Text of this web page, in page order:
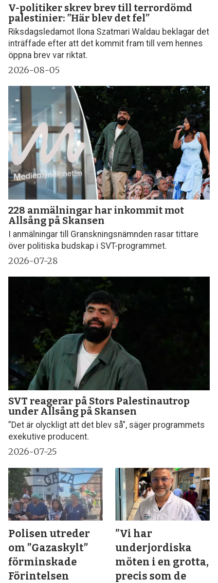
V-politiker skrev brev till terror­dömd
palestinier: ”Här blev det fel”
Riksdagsledamot Ilona Szatmari Waldau beklagar det
inträffade efter att det kommit fram till vem hennes
öppna brev var riktat.
2026-08-05
228 anmälningar har inkommit mot
Allsång på Skansen
I anmälningar till Granskningsnämnden rasar tittare
över politiska budskap i SVT-programmet.
2026-07-28
SVT reagerar på Stors Palestinautrop
under Allsång på Skansen
”Det är olyckligt att det blev så”, säger programmets
exekutive producent.
2026-07-25
Polisen utreder
om ”Gazaskylt”
förminskade
Förintelsen
”Vi har
underjordiska
möten i en grotta,
precis som de